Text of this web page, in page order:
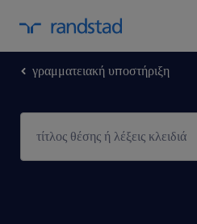
γραμματειακή υποστήριξη